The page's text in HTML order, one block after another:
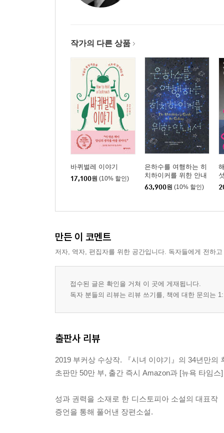
작가의 다른 상품
바퀴벌레 이야기
17,100원 (10% 할인)
은하수를 여행하는 히
치하이커를 위한 안내
서 합본
63,900원 (10% 할인)
만든 이 코멘트
저자, 역자, 편집자를 위한 공간입니다. 독자들에게 전하
접수된 글은 확인을 거쳐 이 곳에 게재됩니다.
독자 분들의 리뷰는 리뷰 쓰기를, 책에 대한 문의는
출판사 리뷰
2019 부커상 수상작. 『시녀 이야기』의 34년만의
초판만 50만 부, 출간 즉시 Amazon과 [뉴욕 타임
성과 권력을 소재로 한 디스토피아 소설의 대표작
증언을 통해 풀어낸 장편소설.